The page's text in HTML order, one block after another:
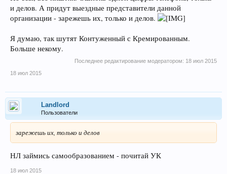
и делов. А придут выездные представители данной
организации - зарежешь их, только и делов.
Я думаю, так шутят Контуженный с Кремированным.
Больше некому.
Последнее редактирование модератором: 18 июл 2015
18 июл 2015
Landlord
Пользователи
зарежешь их, только и делов
НЛ займись самообразованием - почитай УК
18 июл 2015